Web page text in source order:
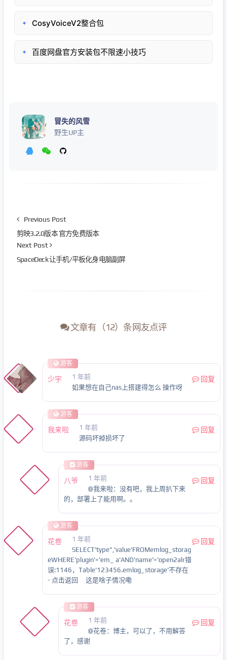
✦ CosyVoiceV2整合包
✦ 百度网盘官方安装包不限速小技巧
冒失的风雪
野生UP主
Previous Post
剪映3.2.0版本 官方免费版本
Next Post
SpaceDeck 让手机/平板化身电脑副屏
文章有（12）条网友点评
游客
回复
少宇
1 年前
如果想在自己nas上搭建得怎么 操作呀
游客
回复
我来啦
1 年前
源码坏掉损坏了
游客
回复
八爷
1 年前
@我来啦：没有吧，我上周扒下来
的，部署上了能用啊。。
游客
回复
花卷
1 年前
SELECT'type",'value'FROMemlog_storag
eWHERE'plugin'='em_ a'AND'name'='open2alr错
误:1146，Table'123456.emlog_storage'不存在
- 点击返回 这是啥子情况嘞
游客
回复
花卷
1 年前
@花卷：博主，可以了，不用解答
了，感谢